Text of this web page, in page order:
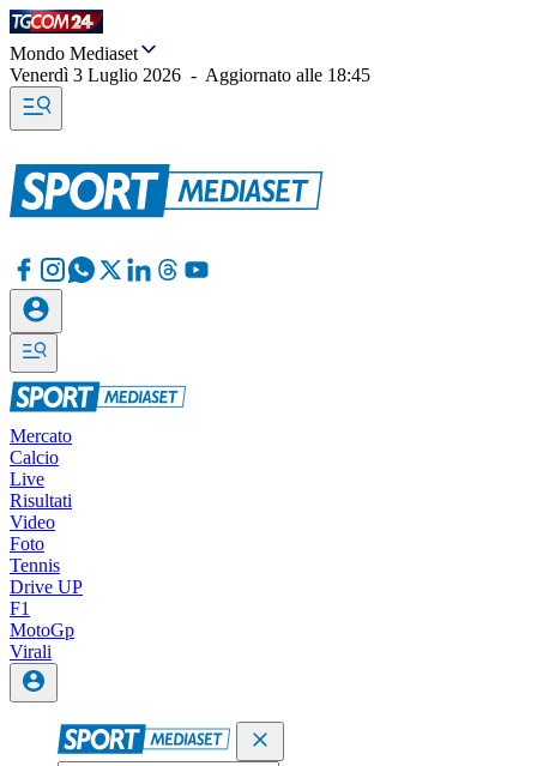
Mondo Mediaset
Venerdì 3 Luglio 2026 - Aggiornato alle 18:45
Mercato
Calcio
Live
Risultati
Video
Foto
Tennis
Drive UP
F1
MotoGp
Virali